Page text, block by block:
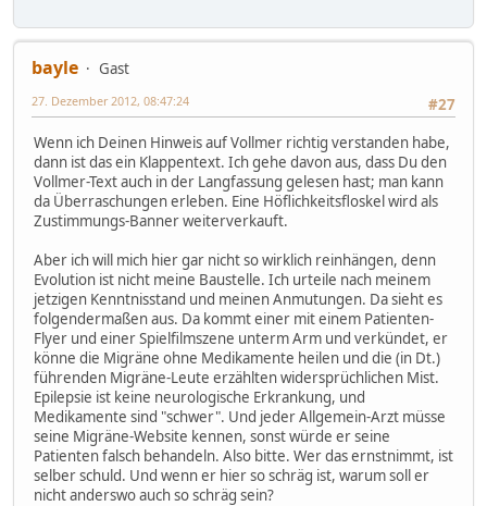
bayle
Gast
#27
27. Dezember 2012, 08:47:24
Wenn ich Deinen Hinweis auf Vollmer richtig verstanden habe,
dann ist das ein Klappentext. Ich gehe davon aus, dass Du den
Vollmer-Text auch in der Langfassung gelesen hast; man kann
da Überraschungen erleben. Eine Höflichkeitsfloskel wird als
Zustimmungs-Banner weiterverkauft.
Aber ich will mich hier gar nicht so wirklich reinhängen, denn
Evolution ist nicht meine Baustelle. Ich urteile nach meinem
jetzigen Kenntnisstand und meinen Anmutungen. Da sieht es
folgendermaßen aus. Da kommt einer mit einem Patienten-
Flyer und einer Spielfilmszene unterm Arm und verkündet, er
könne die Migräne ohne Medikamente heilen und die (in Dt.)
führenden Migräne-Leute erzählten widersprüchlichen Mist.
Epilepsie ist keine neurologische Erkrankung, und
Medikamente sind "schwer". Und jeder Allgemein-Arzt müsse
seine Migräne-Website kennen, sonst würde er seine
Patienten falsch behandeln. Also bitte. Wer das ernstnimmt, ist
selber schuld. Und wenn er hier so schräg ist, warum soll er
nicht anderswo auch so schräg sein?